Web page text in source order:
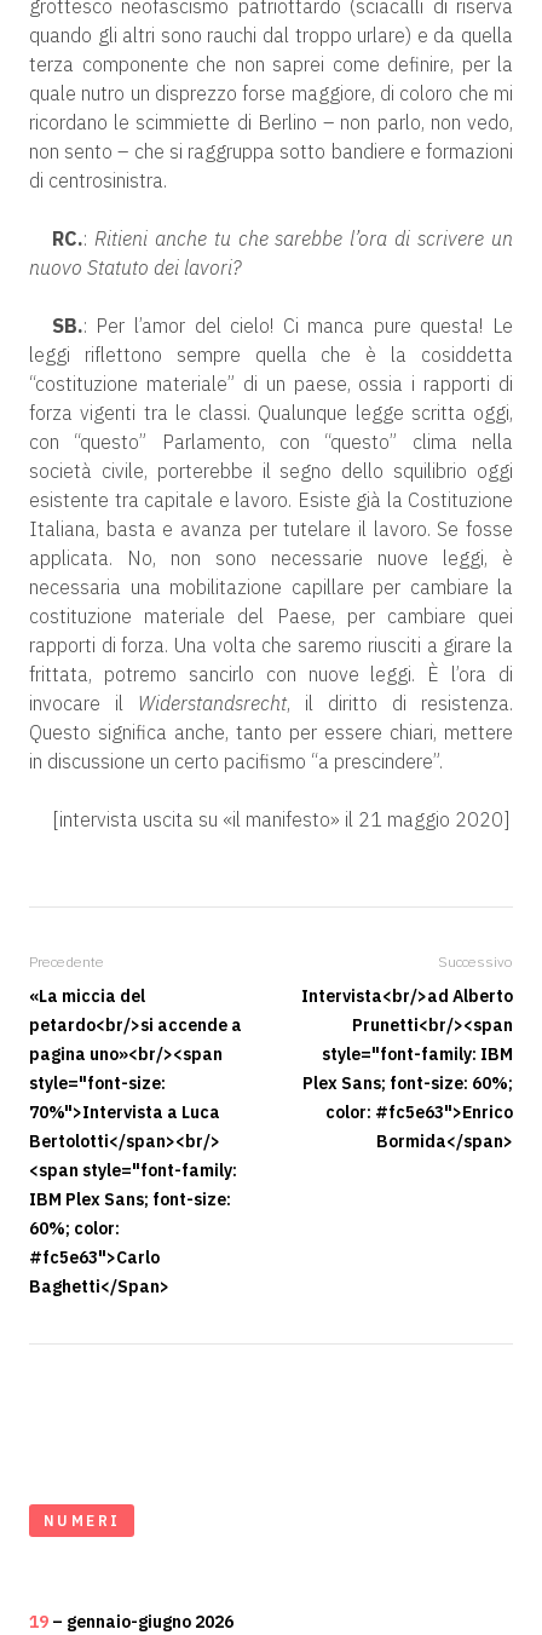
grottesco neofascismo patriottardo (sciacalli di riserva
quando gli altri sono rauchi dal troppo urlare) e da quella
terza componente che non saprei come definire, per la
quale nutro un disprezzo forse maggiore, di coloro che mi
ricordano le scimmiette di Berlino – non parlo, non vedo,
non sento – che si raggruppa sotto bandiere e formazioni
di centrosinistra.
RC.: Ritieni anche tu che sarebbe l’ora di scrivere un
nuovo Statuto dei lavori?
SB.: Per l’amor del cielo! Ci manca pure questa! Le
leggi riflettono sempre quella che è la cosiddetta
“costituzione materiale” di un paese, ossia i rapporti di
forza vigenti tra le classi. Qualunque legge scritta oggi,
con “questo” Parlamento, con “questo” clima nella
società civile, porterebbe il segno dello squilibrio oggi
esistente tra capitale e lavoro. Esiste già la Costituzione
Italiana, basta e avanza per tutelare il lavoro. Se fosse
applicata. No, non sono necessarie nuove leggi, è
necessaria una mobilitazione capillare per cambiare la
costituzione materiale del Paese, per cambiare quei
rapporti di forza. Una volta che saremo riusciti a girare la
frittata, potremo sancirlo con nuove leggi. È l’ora di
invocare il Widerstandsrecht, il diritto di resistenza.
Questo significa anche, tanto per essere chiari, mettere
in discussione un certo pacifismo “a prescindere”.
[intervista uscita su «il manifesto» il 21 maggio 2020]
Precedente
«La miccia del
petardo<br/>si accende a
pagina uno»<br/><span
style="font-size:
70%">Intervista a Luca
Bertolotti</span><br/>
<span style="font-family:
IBM Plex Sans; font-size:
60%; color:
#fc5e63">Carlo
Baghetti</Span>
Successivo
Intervista<br/>ad Alberto
Prunetti<br/><span
style="font-family: IBM
Plex Sans; font-size: 60%;
color: #fc5e63">Enrico
Bormida</span>
NUMERI
19 – gennaio-giugno 2026